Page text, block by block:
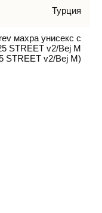
Турция
махра унисекс с
STREET v2/Bej M
STREET v2/Bej M)